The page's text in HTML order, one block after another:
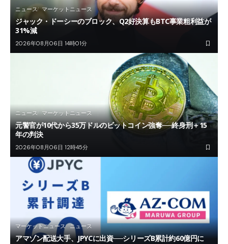
ニュース マーケットニュース
ジャック・ドーシーのブロック、Q2好決算もBTC事業粗利益が
31%減
2026年08月06日 14時01分
ニュース マーケットニュース
元警官が10代から35万ドルのビットコイン強奪──終身刑＋15
年の判決
2026年08月06日 12時45分
マーケットニュース ニュース
アマゾン配送大手、JPYCに出資──シリーズB累計約60億円に